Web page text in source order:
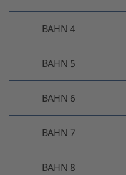
BAHN 4
BAHN 5
BAHN 6
BAHN 7
BAHN 8